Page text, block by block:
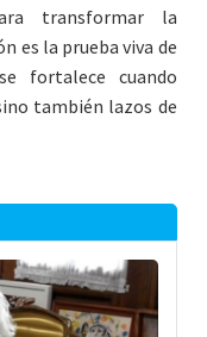
transformar la
es la prueba viva de
fortalece cuando
también lazos de